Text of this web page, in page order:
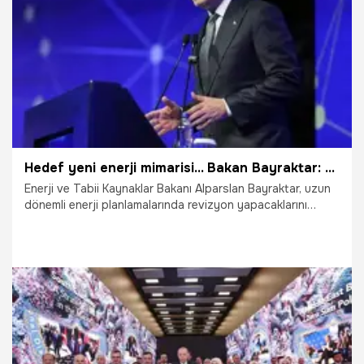
kişiye ekmek kapısı oluyor.
29.04.2026 Gündem
Hedef yeni enerji mimarisi... Bakan Bayraktar: Daha dirençli daha esnek bir piyasa hedefliyoruz
Enerji ve Tabii Kaynaklar Bakanı Alparslan Bayraktar, uzun
dönemli enerji planlamalarında revizyon yapacaklarını
24.04.2026 Gündem